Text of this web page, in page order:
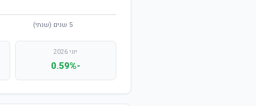
יוני 2026
-0.59%